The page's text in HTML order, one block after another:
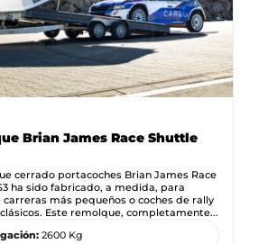
Brian James Race Shuttle
cerrado portacoches Brian James Race
ha sido fabricado, a medida, para
carreras más pequeños o coches de rally
Este remolque, completamente...
2600 Kg